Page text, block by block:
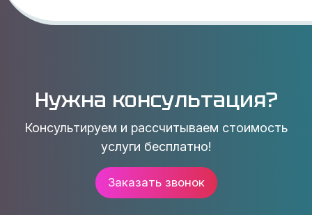
Нужна консультация?
Консультируем и рассчитываем стоимость
услуги бесплатно!
Заказать звонок